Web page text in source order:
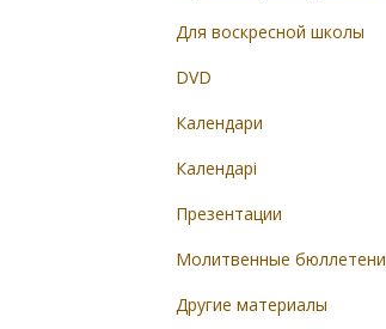
Для воскресной школы
DVD
Календари
Календарі
Презентации
Молитвенные бюллетени
Другие материалы